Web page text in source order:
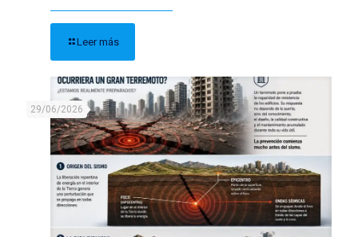
Leer más
29/06/2026